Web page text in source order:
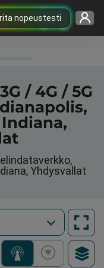
nopeustesti
/ 4G / 5G
Yhdysvallat